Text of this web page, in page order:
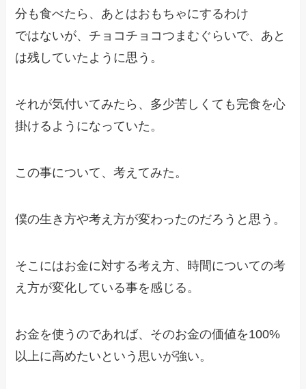
分も食べたら、あとはおもちゃにするわけ
ではないが、チョコチョコつまむぐらいで、あと
は残していたように思う。
それが気付いてみたら、多少苦しくても完食を心
掛けるようになっていた。
この事について、考えてみた。
僕の生き方や考え方が変わったのだろうと思う。
そこにはお金に対する考え方、時間についての考
え方が変化している事を感じる。
お金を使うのであれば、そのお金の価値を100%
以上に高めたいという思いが強い。